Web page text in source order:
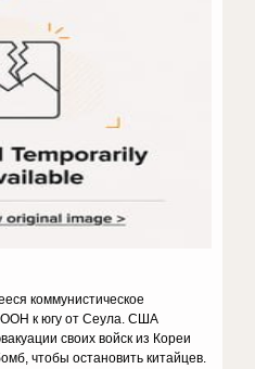
коммунистическое
ООН к югу от Сеула. США
своих войск из Кореи
чтобы остановить китайцев.